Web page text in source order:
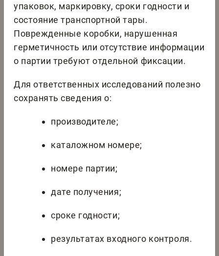
упаковок, маркировку, сроки годности и
состояние транспортной тары.
Поврежденные коробки, нарушенная
герметичность или отсутствие информации
о партии требуют отдельной фиксации.
Для ответственных исследований полезно
сохранять сведения о:
производителе;
каталожном номере;
номере партии;
дате получения;
сроке годности;
результатах входного контроля.